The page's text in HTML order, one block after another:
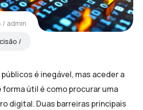
admin
é inegável, mas aceder a
forma útil é como procurar uma
digital. Duas barreiras principais